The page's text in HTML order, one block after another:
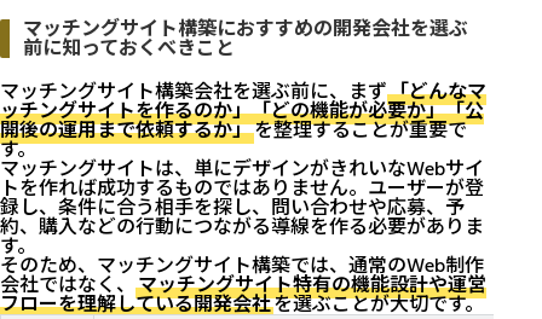
マッチングサイト構築におすすめの開発会社を選ぶ
前に知っておくべきこと
マッチングサイト構築会社を選ぶ前に、まず「どんなマ
ッチングサイトを作るのか」「どの機能が必要か」「公
開後の運用まで依頼するか」を整理することが重要で
す。
マッチングサイトは、単にデザインがきれいなWebサイ
トを作れば成功するものではありません。ユーザーが登
録し、条件に合う相手を探し、問い合わせや応募、予
約、購入などの行動につながる導線を作る必要がありま
す。
そのため、マッチングサイト構築では、通常のWeb制作
会社ではなく、 マッチングサイト特有の機能設計や運営
フローを理解している開発会社を選ぶことが大切です。